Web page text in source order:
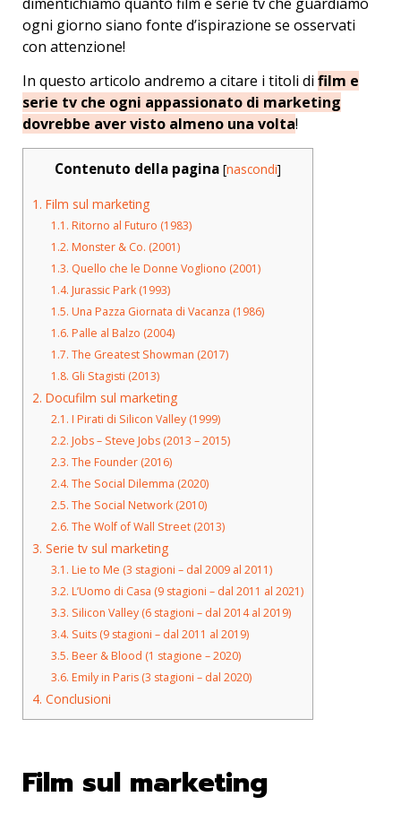
ogni giorno siano fonte d’ispirazione se osservati
con attenzione!
In questo articolo andremo a citare i titoli di film e
serie tv che ogni appassionato di marketing
dovrebbe aver visto almeno una volta!
Contenuto della pagina [nascondi]
1. Film sul marketing
1.1. Ritorno al Futuro (1983)
1.2. Monster & Co. (2001)
1.3. Quello che le Donne Vogliono (2001)
1.4. Jurassic Park (1993)
1.5. Una Pazza Giornata di Vacanza (1986)
1.6. Palle al Balzo (2004)
1.7. The Greatest Showman (2017)
1.8. Gli Stagisti (2013)
2. Docufilm sul marketing
2.1. I Pirati di Silicon Valley (1999)
2.2. Jobs – Steve Jobs (2013 – 2015)
2.3. The Founder (2016)
2.4. The Social Dilemma (2020)
2.5. The Social Network (2010)
2.6. The Wolf of Wall Street (2013)
3. Serie tv sul marketing
3.1. Lie to Me (3 stagioni – dal 2009 al 2011)
3.2. L’Uomo di Casa (9 stagioni – dal 2011 al 2021)
3.3. Silicon Valley (6 stagioni – dal 2014 al 2019)
3.4. Suits (9 stagioni – dal 2011 al 2019)
3.5. Beer & Blood (1 stagione – 2020)
3.6. Emily in Paris (3 stagioni – dal 2020)
4. Conclusioni
Film sul marketing